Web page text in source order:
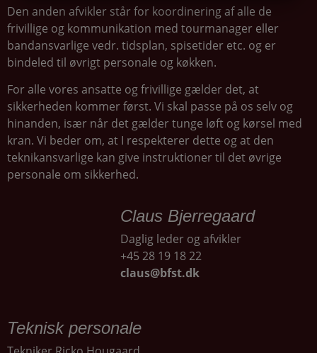
Den anden afvikler står for koordinering af alle de
frivillige og kommunikation med tourmanager eller
bandansvarlige vedr. tidsplan, spisetider etc. og er
bindeled til øvrigt personale og køkken.
For alle vores ansatte og frivillige gælder det, at
sikkerheden kommer først. Vi skal passe på os selv og
hinanden, især når det gælder tunge løft og kørsel med
kran. Vi beder om, at I respekterer dette og at den
teknikansvarlige kan give instruktioner til det øvrige
personale om sikkerhed.
Claus Bjerregaard
Daglig leder og afvikler
+45 28 19 18 22
claus@bfst.dk
Teknisk personale